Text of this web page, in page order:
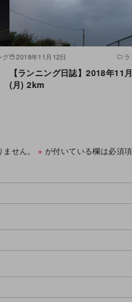
グ 2018年11月12日
【ランニング日誌】2018年11
(月) 2km
せん。 ※ が付いている欄は必須